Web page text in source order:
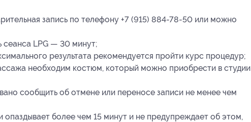
запись по телефону +7 (915) 884-78-50 или можно
LPG — 30 минут;
результата рекомендуется пройти курс процедур;
необходим костюм, который можно приобрести в студии
сообщить об отмене или переносе записи не менее чем
опаздывает более чем 15 минут и не предупреждает об этом,